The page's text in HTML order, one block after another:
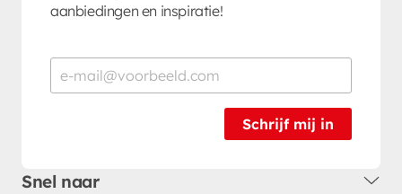
aanbiedingen en inspiratie!
Schrijf mij in
Snel naar